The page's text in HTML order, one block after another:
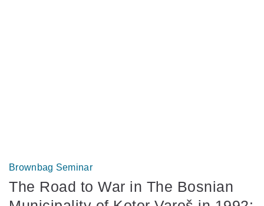
Brownbag Seminar
The Road to War in The Bosnian